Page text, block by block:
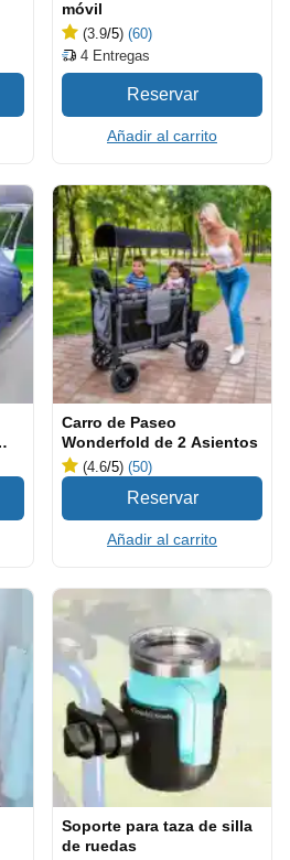
móvil
(3.9/5) (60)
4 Entregas
Añadir al carrito
Carro de Paseo
Wonderfold de 2 Asientos
(4.6/5) (50)
Añadir al carrito
Soporte para taza de silla
de ruedas